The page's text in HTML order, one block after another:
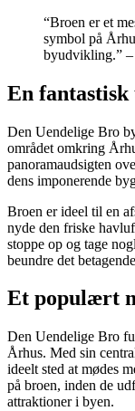
“Broen er et
symbol på
byudvikling.”
En fantastisk
Den Uendelige Bro
området omkring
panoramaudsigten
dens imponerende
Broen er ideel til en
nyde den friske
stoppe op og tage
beundre det
Et populært
Den Uendelige Bro
Århus. Med sin
ideelt sted at mødes
på broen, inden de
attraktioner i byen.